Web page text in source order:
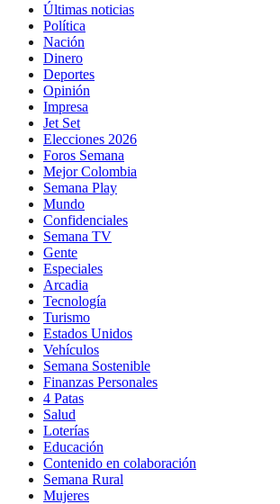
Últimas noticias
Política
Nación
Dinero
Deportes
Opinión
Impresa
Jet Set
Elecciones 2026
Foros Semana
Mejor Colombia
Semana Play
Mundo
Confidenciales
Semana TV
Gente
Especiales
Arcadia
Tecnología
Turismo
Estados Unidos
Vehículos
Semana Sostenible
Finanzas Personales
4 Patas
Salud
Loterías
Educación
Contenido en colaboración
Semana Rural
Mujeres